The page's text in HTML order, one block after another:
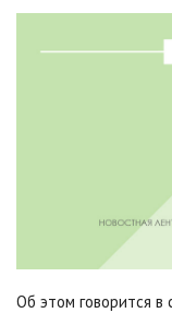
Об этом говорится в